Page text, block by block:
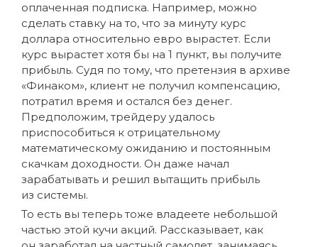
оплаченная подписка. Например, можно
сделать ставку на то, что за минуту курс
доллара относительно евро вырастет. Если
курс вырастет хотя бы на 1 пункт, вы получите
прибыль. Судя по тому, что претензия в архиве
«Финаком», клиент не получил компенсацию,
потратил время и остался без денег.
Предположим, трейдеру удалось
приспособиться к отрицательному
математическому ожиданию и постоянным
скачкам доходности. Он даже начал
зарабатывать и решил вытащить прибыль
из системы.
То есть вы теперь тоже владеете небольшой
частью этой кучи акций. Рассказывает, как